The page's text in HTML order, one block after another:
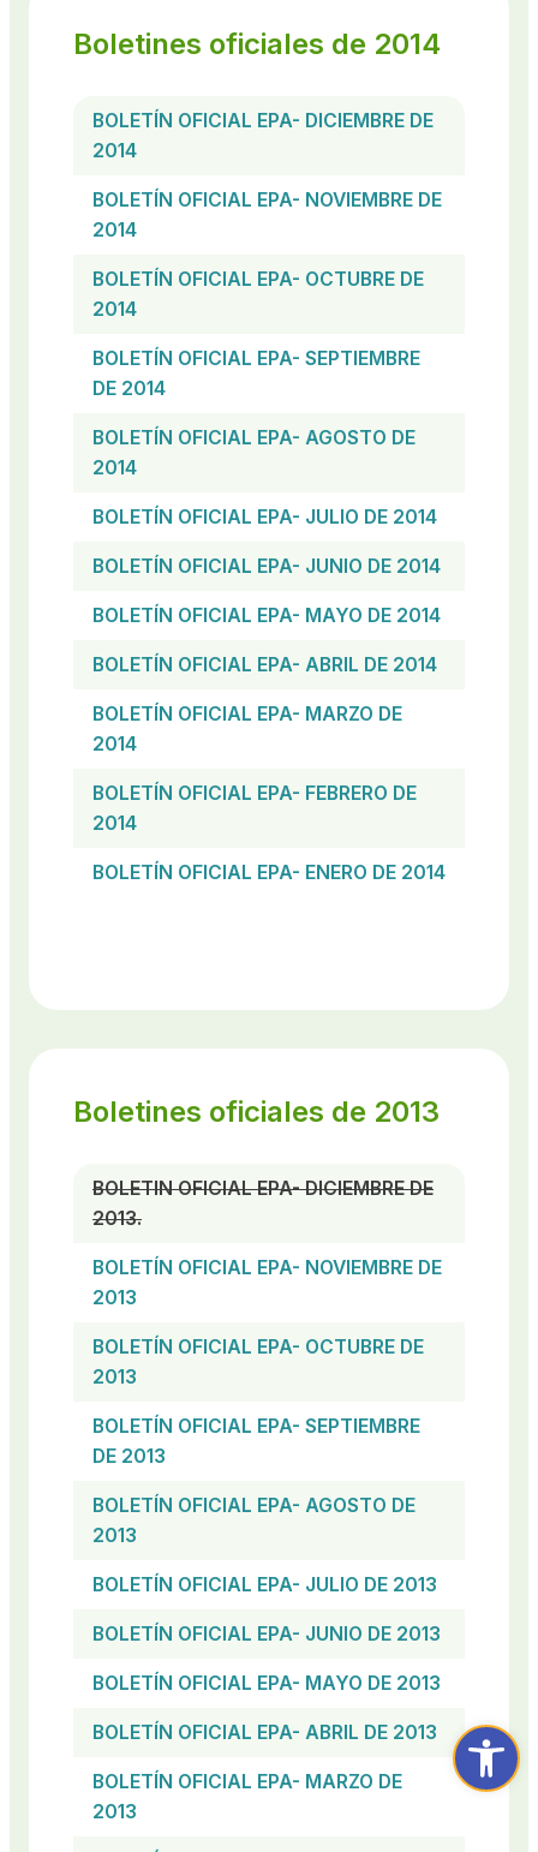
Abrir
Boletines oficiales de 2014
BOLETÍN OFICIAL EPA- DICIEMBRE DE
2014
BOLETÍN OFICIAL EPA- NOVIEMBRE DE
2014
BOLETÍN OFICIAL EPA- OCTUBRE DE
2014
BOLETÍN OFICIAL EPA- SEPTIEMBRE
DE 2014
BOLETÍN OFICIAL EPA- AGOSTO DE
2014
BOLETÍN OFICIAL EPA- JULIO DE 2014
BOLETÍN OFICIAL EPA- JUNIO DE 2014
BOLETÍN OFICIAL EPA- MAYO DE 2014
BOLETÍN OFICIAL EPA- ABRIL DE 2014
BOLETÍN OFICIAL EPA- MARZO DE
2014
BOLETÍN OFICIAL EPA- FEBRERO DE
2014
BOLETÍN OFICIAL EPA- ENERO DE 2014
Boletines oficiales de 2013
BOLETIN OFICIAL EPA- DICIEMBRE DE
2013.
BOLETÍN OFICIAL EPA- NOVIEMBRE DE
2013
BOLETÍN OFICIAL EPA- OCTUBRE DE
2013
BOLETÍN OFICIAL EPA- SEPTIEMBRE
DE 2013
BOLETÍN OFICIAL EPA- AGOSTO DE
2013
BOLETÍN OFICIAL EPA- JULIO DE 2013
BOLETÍN OFICIAL EPA- JUNIO DE 2013
BOLETÍN OFICIAL EPA- MAYO DE 2013
BOLETÍN OFICIAL EPA- ABRIL DE 2013
BOLETÍN OFICIAL EPA- MARZO DE
2013